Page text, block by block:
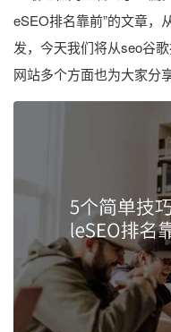
eSEO排名靠前”的文章，
发，今天我们将从seo谷
网站多个方面也为大家分